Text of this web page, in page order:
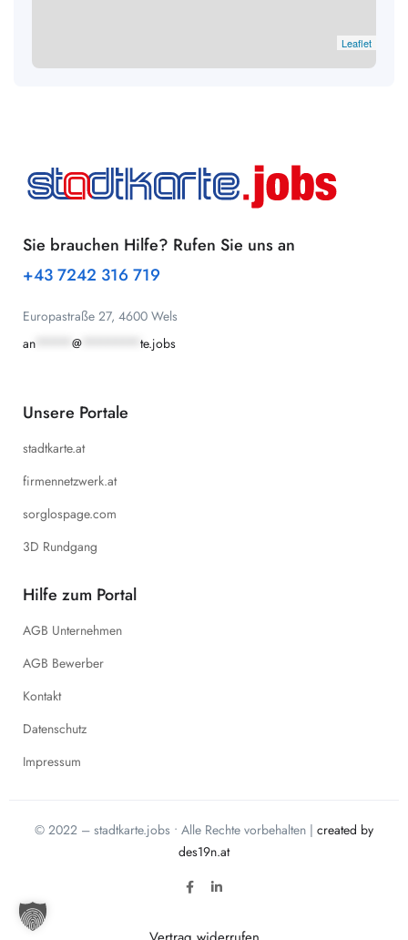
Leaflet
Sie brauchen Hilfe? Rufen Sie uns an
+43 7242 316 719
Europastraße 27, 4600 Wels
an
@ te.jobs
Unsere Portale
stadtkarte.at
firmennetzwerk.at
sorglospage.com
3D Rundgang
Hilfe zum Portal
AGB Unternehmen
AGB Bewerber
Kontakt
Datenschutz
Impressum
© 2022 – stadtkarte.jobs • Alle Rechte vorbehalten | created by
des19n.at